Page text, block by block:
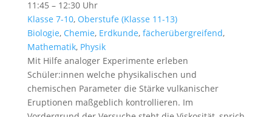
11:45 – 12:30 Uhr
Klasse 7-10, Oberstufe (Klasse 11-13)
Biologie, Chemie, Erdkunde, fächerübergreifend,
Mathematik, Physik
Mit Hilfe analoger Experimente erleben
Schüler:innen welche physikalischen und
chemischen Parameter die Stärke vulkanischer
Eruptionen maßgeblich kontrollieren. Im